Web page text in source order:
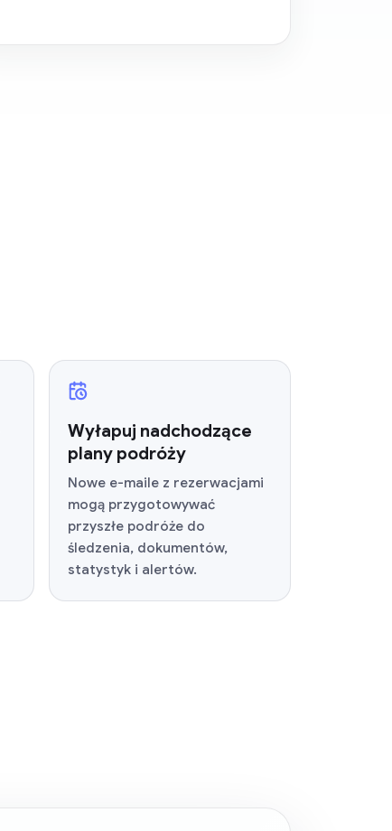
Wyłapuj nadchodzące
plany podróży
Nowe e-maile z rezerwacjami
mogą przygotowywać
przyszłe podróże do
śledzenia, dokumentów,
statystyk i alertów.